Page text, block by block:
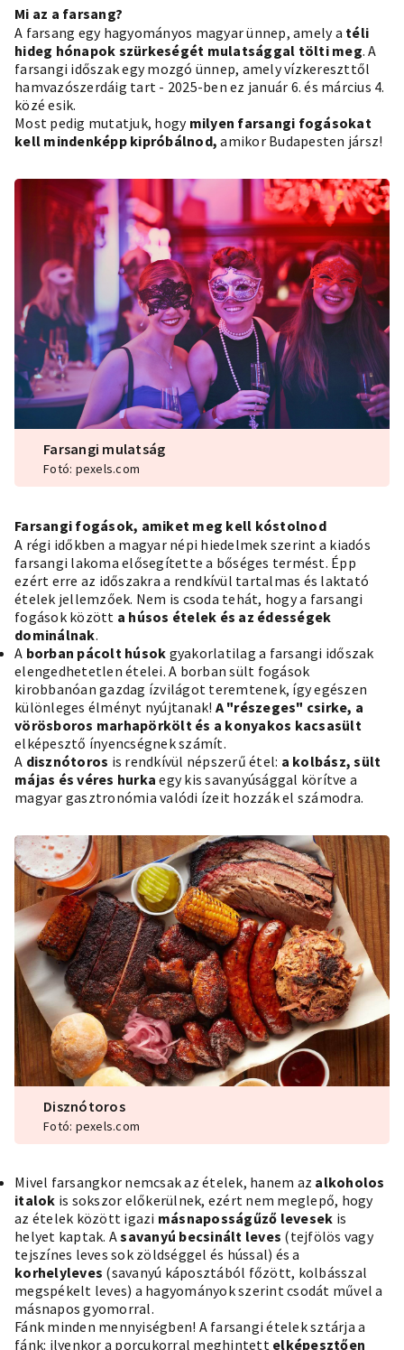
Mi az a farsang?
A farsang egy hagyományos magyar ünnep, amely a téli
hideg hónapok szürkeségét mulatsággal tölti meg. A
farsangi időszak egy mozgó ünnep, amely vízkereszttől
hamvazószerdáig tart - 2025-ben ez január 6. és március 4.
közé esik.
Most pedig mutatjuk, hogy milyen farsangi fogásokat
kell mindenképp kipróbálnod, amikor Budapesten jársz!
Farsangi mulatság
Fotó: pexels.com
Farsangi fogások, amiket meg kell kóstolnod
A régi időkben a magyar népi hiedelmek szerint a kiadós
farsangi lakoma elősegítette a bőséges termést. Épp
ezért erre az időszakra a rendkívül tartalmas és laktató
ételek jellemzőek. Nem is csoda tehát, hogy a farsangi
fogások között a húsos ételek és az édességek
dominálnak.
A borban pácolt húsok gyakorlatilag a farsangi időszak
elengedhetetlen ételei. A borban sült fogások
kirobbanóan gazdag ízvilágot teremtenek, így egészen
különleges élményt nyújtanak! A "részeges" csirke, a
vörösboros marhapörkölt és a konyakos kacsasült
elképesztő ínyencségnek számít.
A disznótoros is rendkívül népszerű étel: a kolbász, sült
májas és véres hurkaegy kis savanyúsággal körítve a
magyar gasztronómia valódi ízeit hozzák el számodra.
Disznótoros
Fotó: pexels.com
Mivel farsangkor nemcsak az ételek, hanem az alkoholos
italok is sokszor előkerülnek, ezért nem meglepő, hogy
az ételek között igazi másnaposságűző levesek is
helyet kaptak. Asavanyú becsinált leves (tejfölös vagy
tejszínes leves sok zöldséggel és hússal) és a
korhelyleves (savanyú káposztából főzött, kolbásszal
megspékelt leves) a hagyományok szerint csodát művel a
másnapos gyomorral.
Fánk minden mennyiségben! A farsangi ételek sztárja a
fánk: ilyenkor a porcukorral meghintett elképesztően